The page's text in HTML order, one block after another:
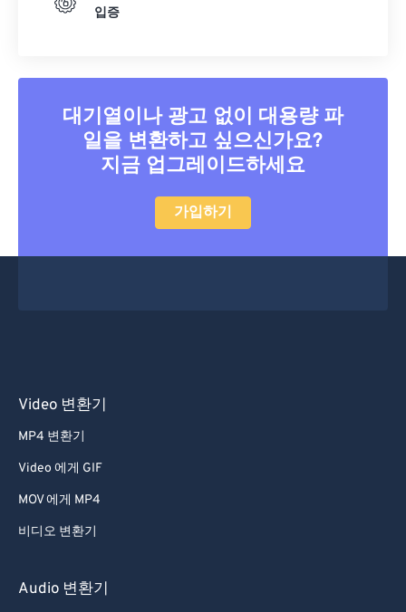
입증
대기열이나 광고 없이 대용량 파
일을 변환하고 싶으신가요?
지금 업그레이드하세요
가입하기
Video 변환기
MP4 변환기
Video 에게 GIF
MOV 에게 MP4
비디오 변환기
Audio 변환기